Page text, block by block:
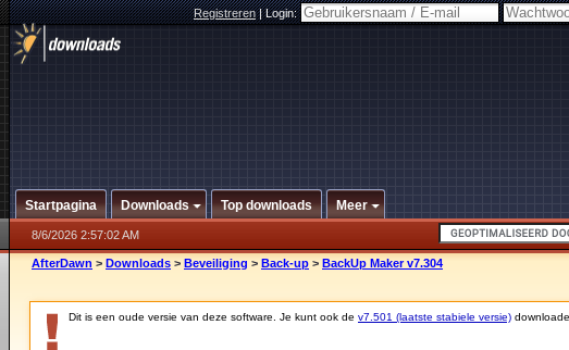
Registreren|Login:
Startpagina Downloads Top downloads Meer
8/6/2026 2:57:02 AM
AfterDawn > Downloads > Beveiliging > Back-up > BackUp Maker v7.304
Dit is een oude versie van deze software. Je kunt ook de v7.501 (laatste stabiele versie)